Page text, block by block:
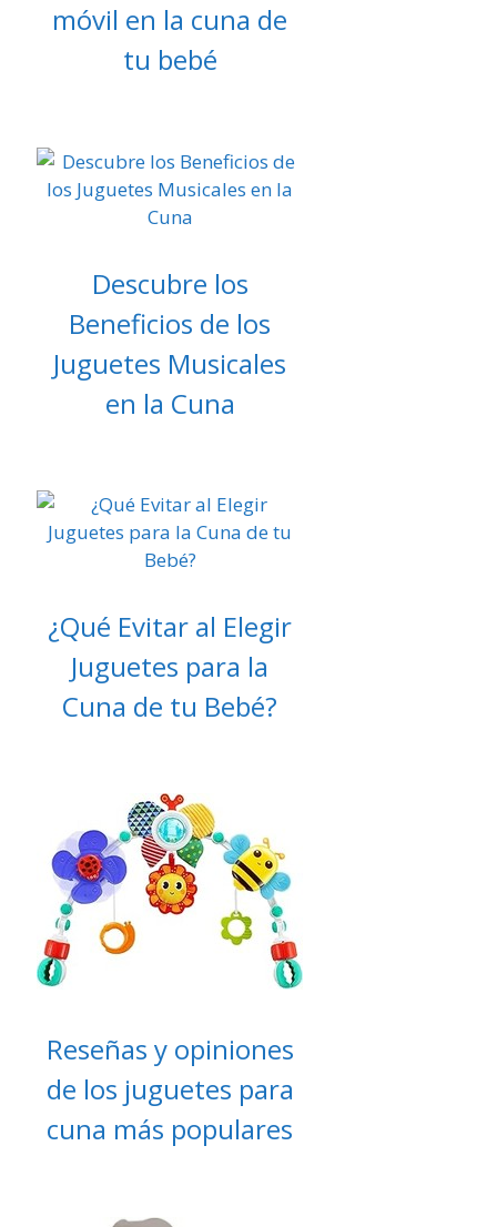
móvil en la cuna de
tu bebé
Descubre los
Beneficios de los
Juguetes Musicales
en la Cuna
¿Qué Evitar al Elegir
Juguetes para la
Cuna de tu Bebé?
Reseñas y opiniones
de los juguetes para
cuna más populares